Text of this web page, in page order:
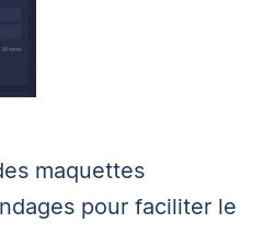
maquettes
pour faciliter le